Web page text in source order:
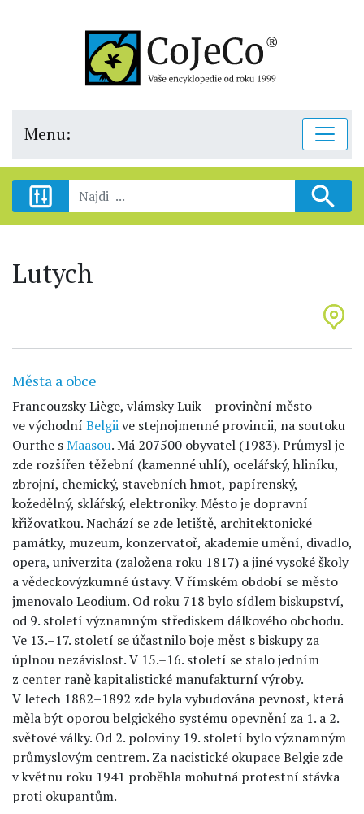
Menu:
Lutych
Města a obce
Francouzsky Liège, vlámsky Luik – provinční město
ve východní Belgiive stejnojmenné provincii, na soutoku
Ourthe sMaasou. Má 207500 obyvatel (1983). Průmysl je
zde rozšířen těžební (kamenné uhlí), ocelářský, hliníku,
zbrojní, chemický, stavebních hmot, papírenský,
kožedělný, sklářský, elektroniky. Město je dopravní
křižovatkou. Nachází se zde letiště, architektonické
památky, muzeum, konzervatoř, akademie umění, divadlo,
opera, univerzita (založena roku 1817) a jiné vysoké školy
a vědeckovýzkumné ústavy. V římském období se město
jmenovalo Leodium. Od roku 718 bylo sídlem biskupství,
od 9. století významným střediskem dálkového obchodu.
Ve 13.–17. století se účastnilo boje měst s biskupy za
úplnou nezávislost. V 15.–16. století se stalo jedním
z center raně kapitalistické manufakturní výroby.
V letech 1882–1892 zde byla vybudována pevnost, která
měla být oporou belgického systému opevnění za 1. a 2.
světové války. Od 2. poloviny 19. století bylo významným
průmyslovým centrem. Za nacistické okupace Belgie zde
v květnu roku 1941 proběhla mohutná protestní stávka
proti okupantům.